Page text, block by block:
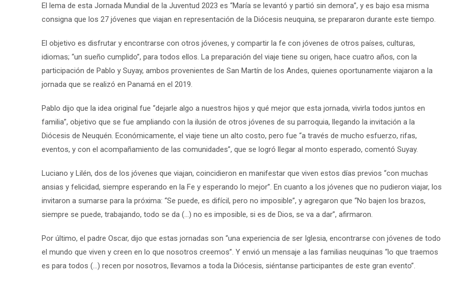
El lema de esta Jornada Mundial de la Juventud 2023 es “María se levantó y partió sin demora”, y es bajo esa misma
consigna que los 27 jóvenes que viajan en representación de la Diócesis neuquina, se prepararon durante este tiempo.
El objetivo es disfrutar y encontrarse con otros jóvenes, y compartir la fe con jóvenes de otros países, culturas,
idiomas; “un sueño cumplido”, para todos ellos. La preparación del viaje tiene su origen, hace cuatro años, con la
participación de Pablo y Suyay, ambos provenientes de San Martín de los Andes, quienes oportunamente viajaron a la
jornada que se realizó en Panamá en el 2019.
Pablo dijo que la idea original fue “dejarle algo a nuestros hijos y qué mejor que esta jornada, vivirla todos juntos en
familia”, objetivo que se fue ampliando con la ilusión de otros jóvenes de su parroquia, llegando la invitación a la
Diócesis de Neuquén. Económicamente, el viaje tiene un alto costo, pero fue “a través de mucho esfuerzo, rifas,
eventos, y con el acompañamiento de las comunidades”, que se logró llegar al monto esperado, comentó Suyay.
Luciano y Lilén, dos de los jóvenes que viajan, coincidieron en manifestar que viven estos días previos “con muchas
ansias y felicidad, siempre esperando en la Fe y esperando lo mejor”. En cuanto a los jóvenes que no pudieron viajar, los
invitaron a sumarse para la próxima: “Se puede, es difícil, pero no imposible”, y agregaron que “No bajen los brazos,
siempre se puede, trabajando, todo se da (…) no es imposible, si es de Dios, se va a dar”, afirmaron.
Por último, el padre Oscar, dijo que estas jornadas son “una experiencia de ser Iglesia, encontrarse con jóvenes de todo
el mundo que viven y creen en lo que nosotros creemos”. Y envió un mensaje a las familias neuquinas “lo que traemos
es para todos (…) recen por nosotros, llevamos a toda la Diócesis, siéntanse participantes de este gran evento”.